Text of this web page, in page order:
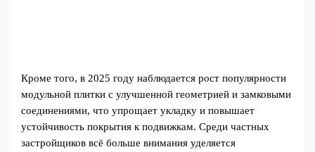
Кроме того, в 2025 году наблюдается рост популярности
модульной плитки с улучшенной геометрией и замковыми
соединениями, что упрощает укладку и повышает
устойчивость покрытия к подвижкам. Среди частных
застройщиков всё больше внимания уделяется